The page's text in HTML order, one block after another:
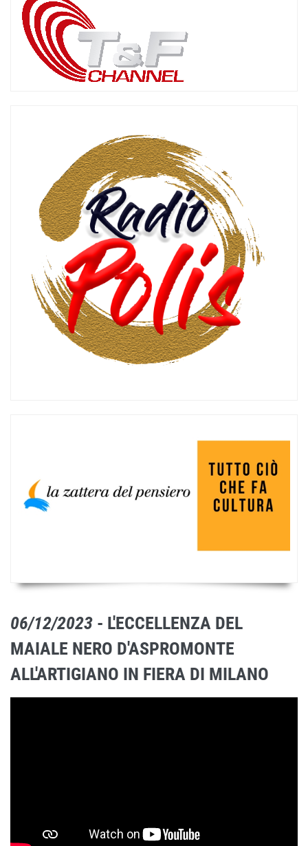
06/12/2023 - L'ECCELLENZA DEL
MAIALE NERO D'ASPROMONTE
ALL'ARTIGIANO IN FIERA DI MILANO